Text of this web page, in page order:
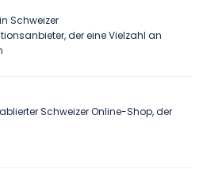
Schweizer
der eine Vielzahl an
Schweizer Online-Shop, der